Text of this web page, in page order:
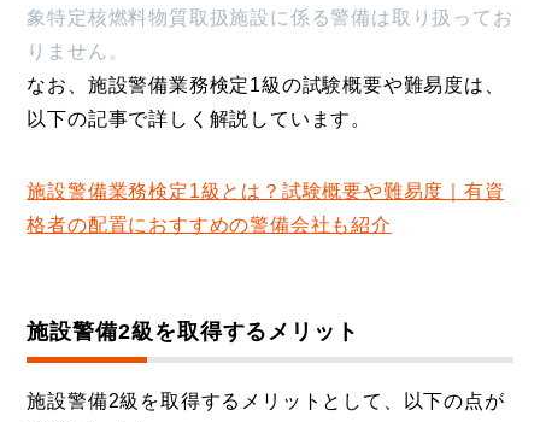
象特定核燃料物質取扱施設に係る警備は取り扱ってお
りません。
なお、施設警備業務検定1級の試験概要や難易度は、
以下の記事で詳しく解説しています。
施設警備業務検定1級とは？試験概要や難易度｜有資
格者の配置におすすめの警備会社も紹介
施設警備2級を取得するメリット
施設警備2級を取得するメリットとして、以下の点が